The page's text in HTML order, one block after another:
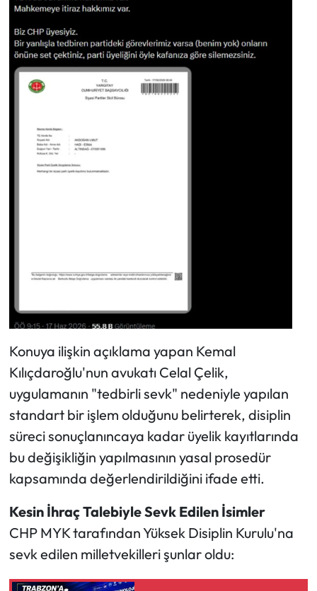
Konuya ilişkin açıklama yapan Kemal
Kılıçdaroğlu'nun avukatı Celal Çelik,
uygulamanın "tedbirli sevk" nedeniyle yapılan
standart bir işlem olduğunu belirterek, disiplin
süreci sonuçlanıncaya kadar üyelik kayıtlarında
bu değişikliğin yapılmasının yasal prosedür
kapsamında değerlendirildiğini ifade etti.
Kesin İhraç Talebiyle Sevk Edilen İsimler
CHP MYK tarafından Yüksek Disiplin Kurulu'na
sevk edilen milletvekilleri şunlar oldu: